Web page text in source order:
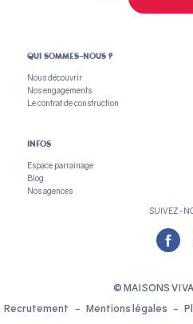
QUI SOMMES-NOUS ?
Nous découvrir
Nos engagements
Le contrat de construction
INFOS
Espace parrainage
Blog
Nos agences
SUIVEZ-
© MAISONS
Recrutement
Mentions légales